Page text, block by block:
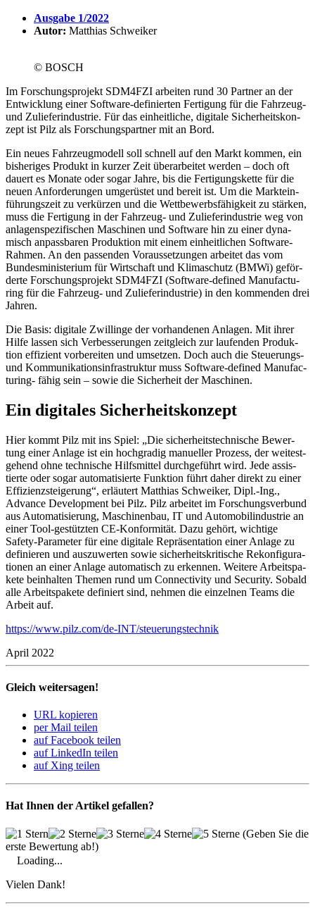
Ausgabe 1/2022
Autor: Matthias Schweiker
© BOSCH
Im Forschungs­pro­jekt SDM4FZI arbeiten rund 30 Partner an der
Entwick­lung einer Soft­ware-defi­nierten Ferti­gung für die Fahr­zeug-
und Zulie­fer­indus­trie. Für das einheit­liche, digi­tale Sicher­heits­kon­
zept ist Pilz als Forschungs­partner mit an Bord.
Ein neues Fahr­zeug­mo­dell soll schnell auf den Markt kommen, ein
bishe­riges Produkt in kurzer Zeit über­ar­beitet werden – doch oft
dauert es Monate oder sogar Jahre, bis die Ferti­gungs­kette für die
neuen Anfor­de­rungen umge­rüstet und bereit ist. Um die Markt­ein­
füh­rungs­zeit zu verkürzen und die Wett­be­werbs­fä­hig­keit zu stärken,
muss die Ferti­gung in der Fahr­zeug- und Zulie­fer­indus­trie weg von
anla­gen­spe­zi­fi­schen Maschinen und Soft­ware hin zu einer dyna­
misch anpass­baren Produk­tion mit einem einheit­li­chen Soft­ware-
Rahmen. An den passenden Voraus­set­zungen arbeitet das vom
Bundes­mi­nis­te­rium für Wirt­schaft und Klima­schutz (BMWi) geför­
derte Forschungs­pro­jekt SDM4FZI (Soft­ware-defined Manu­fac­tu­
ring für die Fahr­zeug- und Zulie­fer­indus­trie) in den kommenden drei
Jahren.
Die Basis: digi­tale Zwil­linge der vorhan­denen Anlagen. Mit ihrer
Hilfe lassen sich Verbes­se­rungen zeit­gleich zur laufenden Produk­
tion effi­zient vorbe­reiten und umsetzen. Doch auch die Steue­rungs-
und Kommu­ni­ka­ti­ons­in­fra­struktur muss Soft­ware-defined Manu­fac­
tu­ring- fähig sein – sowie die Sicher­heit der Maschinen.
Ein digi­tales Sicher­heits­kon­zept
Hier kommt Pilz mit ins Spiel: „Die sicher­heits­tech­ni­sche Bewer­
tung einer Anlage ist ein hoch­gradig manu­eller Prozess, der weitest­
ge­hend ohne tech­ni­sche Hilfs­mittel durch­ge­führt wird. Jede assis­
tierte oder sogar auto­ma­ti­sierte Funk­tion führt daher direkt zu einer
Effi­zi­enz­stei­ge­rung“, erläu­tert Matthias Schweiker, Dipl.-Ing.,
Advance Deve­lo­p­ment bei Pilz. Pilz arbeitet im Forschungs­ver­bund
aus Auto­ma­ti­sie­rung, Maschi­nenbau, IT und Auto­mo­bil­in­dus­trie an
einer Tool-gestützten CE-Konfor­mität. Dazu gehört, wich­tige
Safety-Para­meter für eine digi­tale Reprä­sen­ta­tion einer Anlage zu
defi­nieren und auszu­werten sowie sicher­heits­kri­ti­sche Rekon­fi­gu­ra­
tionen an einer Anlage auto­ma­tisch zu erkennen. Weitere Arbeits­pa­
kete beinhalten Themen rund um Connec­ti­vity und Security. Sobald
alle Arbeits­pa­kete defi­niert sind, nehmen die einzelnen Teams die
Arbeit auf.
https://www.pilz.com/de-INT/steuerungstechnik
April 2022
Gleich weitersagen!
URL kopieren
per Mail teilen
auf Facebook teilen
auf LinkedIn teilen
auf Xing teilen
Hat Ihnen der Artikel gefallen?
(Geben Sie die
erste Bewertung ab!)
Loading...
Vielen Dank!